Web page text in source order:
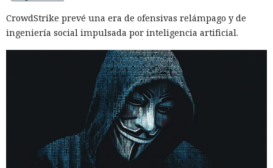
CrowdStrike prevé una era de ofensivas relámpago y de
ingeniería social impulsada por inteligencia artificial.